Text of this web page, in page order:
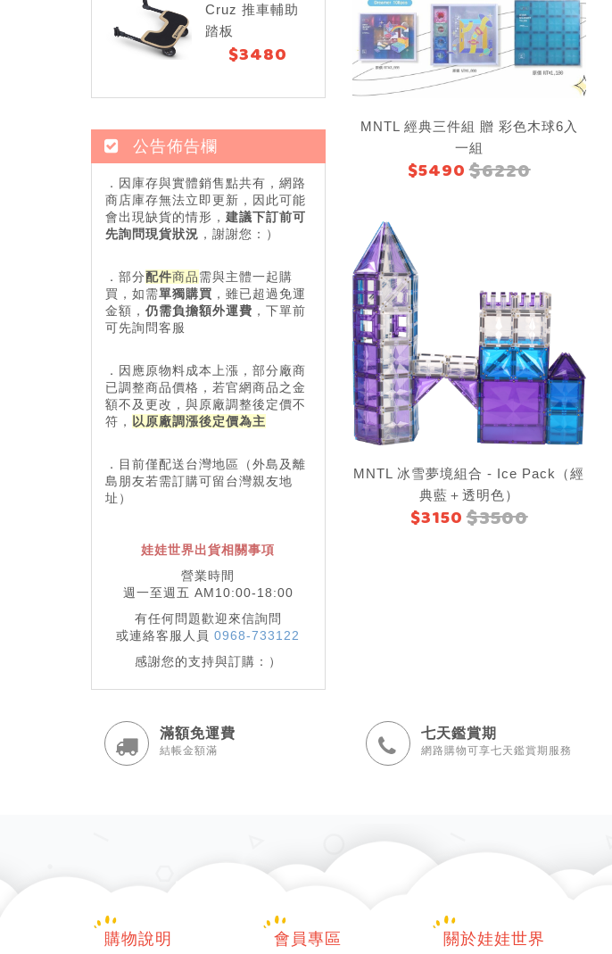
Cruz 推車輔助
踏板
$3480
公告佈告欄
．因庫存與實體銷售點共有，網路
商店庫存無法立即更新，因此可能
會出現缺貨的情形， 建議下訂前可
先詢問現貨狀況 ，謝謝您：）
．部分配件商品需與主體一起購
買，如需單獨購買 ，雖已超過免運
金額， 仍需負擔額外運費 ，下單前
可先詢問客服
．因應原物料成本上漲，部分廠商
已調整商品價格，若官網商品之金
額不及更改，與原廠調整後定價不
符， 以原廠調漲後定價為主
．目前僅配送台灣地區（外島及離
島朋友若需訂購可留台灣親友地
址）
娃娃世界出貨相關事項
營業時間
週一至週五 AM10:00-18:00
有任何問題歡迎來信詢問
或連絡客服人員0968-733122
感謝您的支持與訂購：）
MNTL 經典三件組 贈 彩色木球6入
一組
$5490$6220
MNTL 冰雪夢境組合 - Ice Pack（經
典藍＋透明色）
$3150$3500
滿額免運費
結帳金額滿
七天鑑賞期
網路購物可享七天鑑賞期服務
購物說明 會員專區 關於娃娃世界